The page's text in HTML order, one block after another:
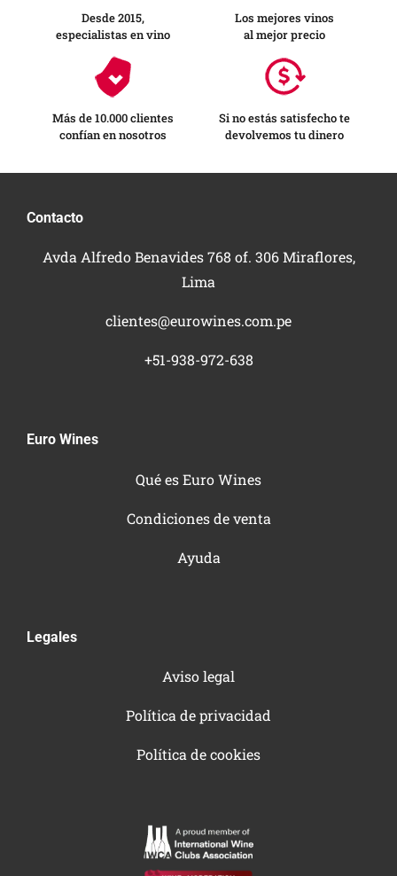
Desde 2015,
especialistas en vino
Los mejores vinos
al mejor precio
Más de 10.000 clientes
confían en nosotros
Si no estás satisfecho te
devolvemos tu dinero
Contacto
Avda Alfredo Benavides 768 of. 306 Miraflores,
Lima
clientes@eurowines.com.pe
+51-938-972-638
Euro Wines
Qué es Euro Wines
Condiciones de venta
Ayuda
Legales
Aviso legal
Política de privacidad
Política de cookies